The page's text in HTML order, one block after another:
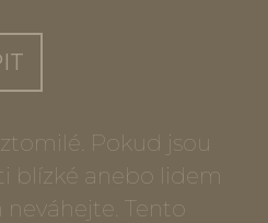
Pokud jsou
blízké anebo lidem
Tento